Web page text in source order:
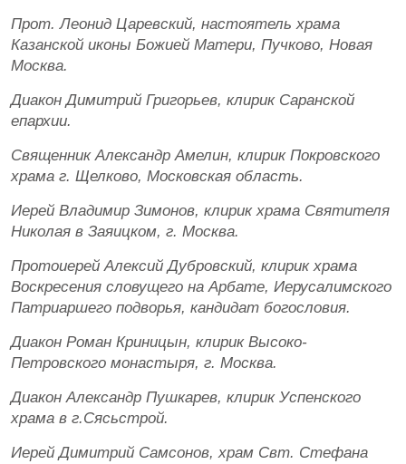
Прот. Леонид Царевский, настоятель храма
Казанской иконы Божией Матери, Пучково, Новая
Москва.
Диакон Димитрий Григорьев, клирик Саранской
епархии.
Священник Александр Амелин, клирик Покровского
храма г. Щелково, Московская область.
Иерей Владимир Зимонов, клирик храма Святителя
Николая в Заяицком, г. Москва.
Протоиерей Алексий Дубровский, клирик храма
Воскресения словущего на Арбате, Иерусалимского
Патриаршего подворья, кандидат богословия.
Диакон Роман Криницын, клирик Высоко-
Петровского монастыря, г. Москва.
Диакон Александр Пушкарев, клирик Успенского
храма в г.Сясьстрой.
Иерей Димитрий Самсонов, храм Свт. Стефана